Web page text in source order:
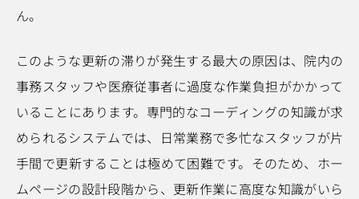
ん。
このような更新の滞りが発生する最大の原因は、院内の
事務スタッフや医療従事者に過度な作業負担がかかって
いることにあります。専門的なコーディングの知識が求
められるシステムでは、日常業務で多忙なスタッフが片
手間で更新することは極めて困難です。そのため、ホー
ムページの設計段階から、更新作業に高度な知識がいら